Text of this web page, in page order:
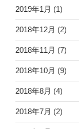
2019年1月 (1)
2018年12月 (2)
2018年11月 (7)
2018年10月 (9)
2018年8月 (4)
2018年7月 (2)